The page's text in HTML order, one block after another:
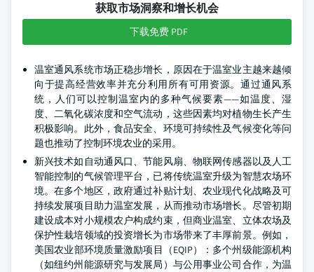
获取市场洞察和增长机会
下载免费 PDF
温室通风系统市场正稳步增长，原因在于温室业主越来越倾
向于提高经营效率并充分利用所有可用资源。通过通风系
统，人们可以控制温室内的多种气候要素——如温度、湿
度、二氧化碳浓度和空气流动，这些因素均对植物生长产生
积极影响。此外，食品安全、环境可持续性及气候变化等问
题也推动了控制环境农业的采用。
新兴技术如自动通风口、节能风扇、物联网传感器以及人工
智能控制的气候管理平台，已将传统温室升级为智慧农场环
境。在多个地区，政府通过补贴计划、农业现代化战略及可
持续发展项目助力温室发展，从而推动市场增长。尽管初期
建设成本对小规模农户构成约束，但商业温室、立体农场及
保护性栽培领域的投资增长为市场带来了丰厚前景。例如，
美国农业部环境质量激励项目（EQIP）：多个州级能源机构
（如纽约州能源研究与发展局）与公用事业公司合作，为温